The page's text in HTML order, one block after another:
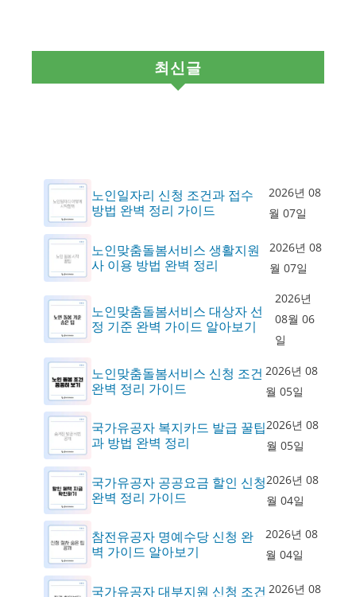
최신글
노인일자리 신청 조건과 접수
방법 완벽 정리 가이드
2026년 08
월 07일
노인맞춤돌봄서비스 생활지원
사 이용 방법 완벽 정리
2026년 08
월 07일
노인맞춤돌봄서비스 대상자 선
정 기준 완벽 가이드 알아보기
2026년
08월 06
일
노인맞춤돌봄서비스 신청 조건
완벽 정리 가이드
2026년 08
월 05일
국가유공자 복지카드 발급 꿀팁
과 방법 완벽 정리
2026년 08
월 05일
국가유공자 공공요금 할인 신청
완벽 정리 가이드
2026년 08
월 04일
참전유공자 명예수당 신청 완
벽 가이드 알아보기
2026년 08
월 04일
국가유공자 대부지원 신청 조건 2026년 08